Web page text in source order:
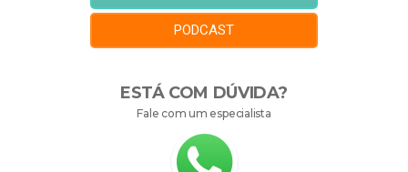
PODCAST
ESTÁ COM DÚVIDA?
Fale com um especialista